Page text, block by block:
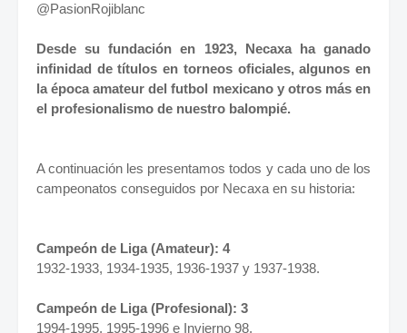
@PasionRojiblanc
Desde su fundación en 1923, Necaxa ha ganado
infinidad de títulos en torneos oficiales, algunos en
la época amateur del futbol mexicano y otros más en
el profesionalismo de nuestro balompié.
A continuación les presentamos todos y cada uno de los
campeonatos conseguidos por Necaxa en su historia:
Campeón de Liga (Amateur): 4
1932-1933, 1934-1935, 1936-1937 y 1937-1938.
Campeón de Liga (Profesional): 3
1994-1995, 1995-1996 e Invierno 98.